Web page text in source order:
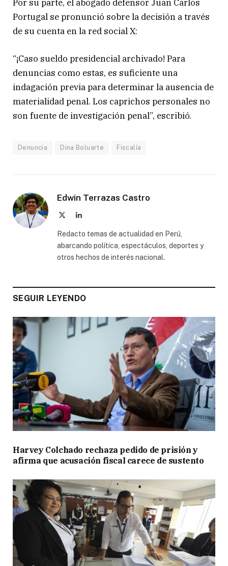
Por su parte, el abogado defensor Juan Carlos
Portugal se pronunció sobre la decisión a través
de su cuenta en la red social X:
“¡Caso sueldo presidencial archivado! Para
denuncias como estas, es suficiente una
indagación previa para determinar la ausencia de
materialidad penal. Los caprichos personales no
son fuente de investigación penal”, escribió.
Denuncia Dina Boluarte Fiscalía
Edwin Terrazas Castro
LinkedIn
Redacto temas de actualidad en Perú,
abarcando política, espectáculos, deportes y
otros hechos de interés nacional.
SEGUIR LEYENDO
Harvey Colchado rechaza pedido de prisión y
afirma que acusación fiscal carece de sustento